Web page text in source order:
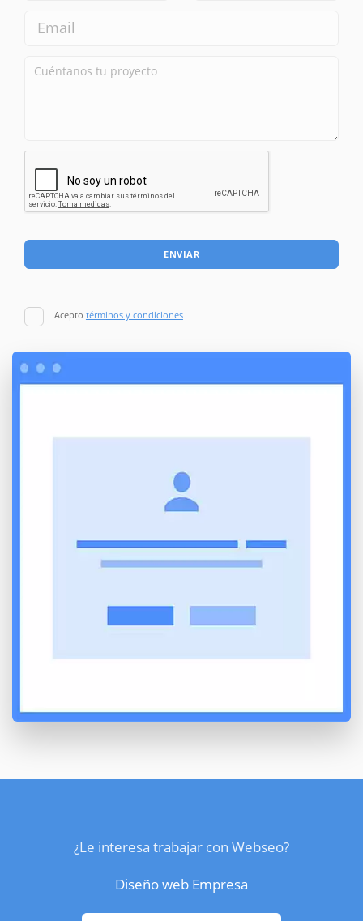
ENVIAR
Acepto términos y condiciones
¿Le interesa trabajar con Webseo?
Diseño web Empresa